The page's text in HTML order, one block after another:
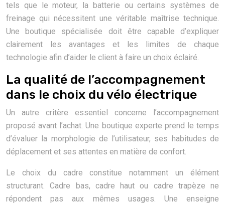
tels que le moteur, la batterie ou certains systèmes de
freinage qui nécessitent une véritable maîtrise technique.
Une boutique spécialisée doit être capable d’expliquer
clairement les avantages et les limites de chaque
technologie afin d’aider le client à faire un choix éclairé.
La qualité de l’accompagnement
dans le choix du vélo électrique
Un autre critère essentiel concerne l’accompagnement
proposé avant l’achat. Une boutique experte prend le temps
d’évaluer la morphologie de l’utilisateur, ses habitudes de
déplacement et ses attentes en matière de confort.
Le choix du cadre constitue notamment un élément
structurant. Cadre bas, cadre haut ou cadre trapèze ne
répondent pas aux mêmes usages. Une enseigne